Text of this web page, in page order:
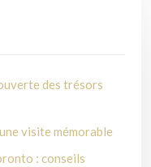
des trésors
visite mémorable
: conseils